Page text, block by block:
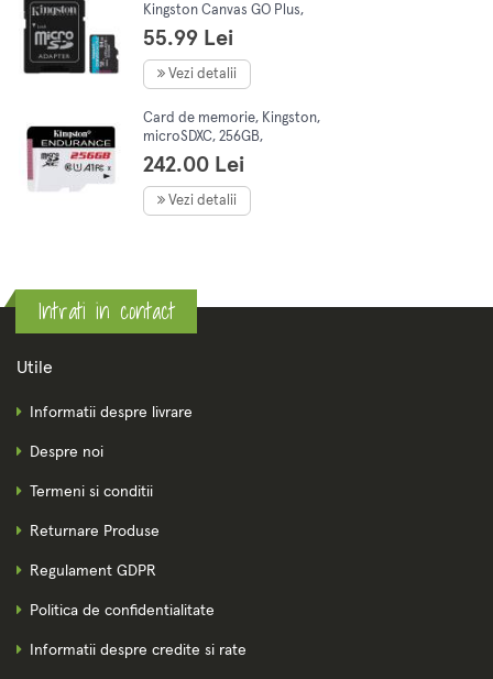
Kingston Canvas GO Plus,
64GB, Clasa 10, UHS-I,
Adaptor inclus
55.99 Lei
Vezi detalii
Card de memorie, Kingston,
microSDXC, 256GB,
Endurance Class 10, A1, UHS-I
fara adaptor
242.00 Lei
Vezi detalii
Intrati in contact
Utile
Informatii despre livrare
Despre noi
Termeni si conditii
Returnare Produse
Regulament GDPR
Politica de confidentialitate
Informatii despre credite si rate